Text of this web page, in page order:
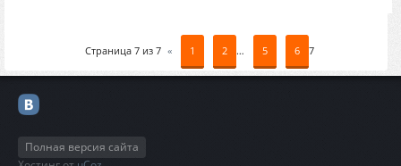
Страница 7из 7 « 1 2 … 5 6 7
Полная версия сайта